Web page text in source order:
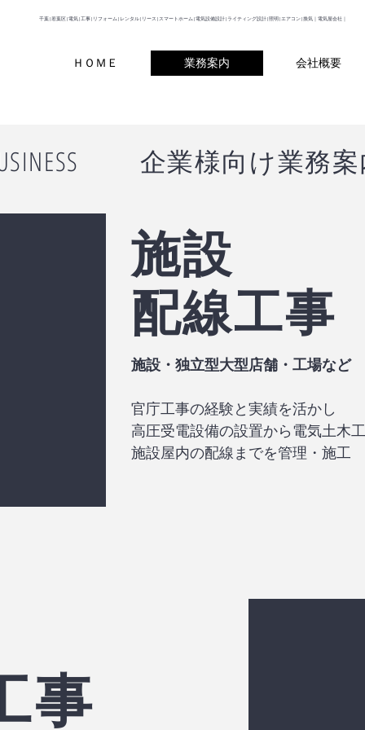
千葉|若葉区|電気|工事|リフォーム|レンタル|リース|スマートホーム|電気設備設計|ライティング設計|照明|エアコン|換気｜電気屋会社｜
ＨＯＭＥ 業務案内 会社概要
企業様向け業務
​施設
配線工事
施設・独立型大型店舗・工場など
官庁工事の経験と実績を活かし
高圧受電設備の設置から電気土木
施設屋内の配線までを管理・施工
事